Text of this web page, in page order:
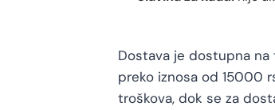
Dostava je dostupna
preko iznosa od 15000
troškova, dok se za